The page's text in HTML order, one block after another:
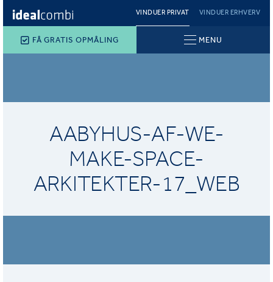
VINDUER PRIVAT VINDUER ERHVERV
FÅ GRATIS OPMÅLING MENU
AABYHUS-AF-WE-
MAKE-SPACE-
ARKITEKTER-17_WEB